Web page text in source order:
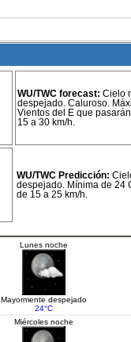
WU/TWC forecast: Cielo
despejado. Caluroso.
Vientos del E que
15 a 30 km/h.
WU/TWC Predicción:
despejado. Mínima de 24
de 15 a 25 km/h.
Lunes noche
Mayormente despejado
24°C
Miércoles noche